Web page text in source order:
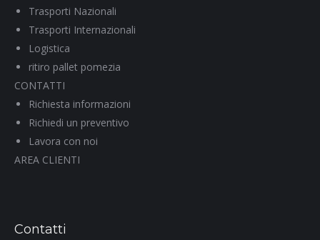
Trasporti Nazionali
Trasporti Internazionali
Logistica
ritiro pallet pomezia
CONTATTI
Richiesta informazioni
Richiedi un preventivo
Lavora con noi
AREA CLIENTI
Contatti